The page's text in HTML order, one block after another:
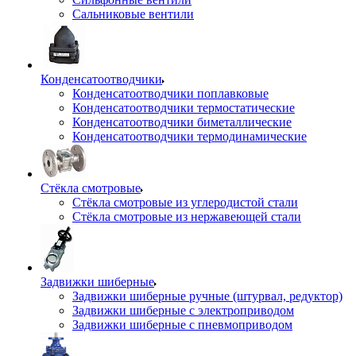
Сальниковые вентили
Конденсатоотводчики
Конденсатоотводчики поплавковые
Конденсатоотводчики термостатические
Конденсатоотводчики биметаллические
Конденсатоотводчики термодинамические
Стёкла смотровые
Стёкла смотровые из углеродистой стали
Стёкла смотровые из нержавеющей стали
Задвижки шиберные
Задвижки шиберные ручные (штурвал, редуктор)
Задвижки шиберные с электроприводом
Задвижки шиберные с пневмоприводом